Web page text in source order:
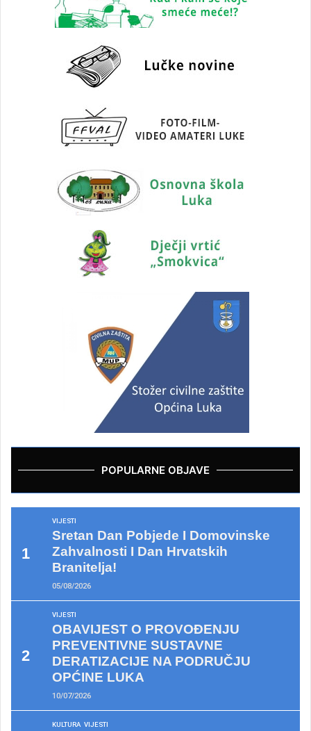
POPULARNE OBJAVE
VIJESTI
Sretan Dan Pobjede I Domovinske
Zahvalnosti I Dan Hrvatskih
Branitelja!
05/08/2026
VIJESTI
OBAVIJEST O PROVOĐENJU
PREVENTIVNE SUSTAVNE
DERATIZACIJE NA PODRUČJU
OPĆINE LUKA
10/07/2026
KULTURA VIJESTI